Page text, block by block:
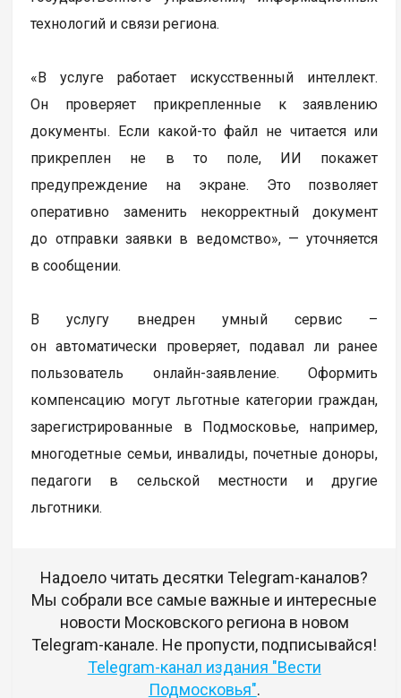
технологий и связи региона.
«В услуге работает искусственный интеллект.
Он проверяет прикрепленные к заявлению
документы. Если какой-то файл не читается или
прикреплен не в то поле, ИИ покажет
предупреждение на экране. Это позволяет
оперативно заменить некорректный документ
до отправки заявки в ведомство», — уточняется
в сообщении.
В услугу внедрен умный сервис –
он автоматически проверяет, подавал ли ранее
пользователь онлайн-заявление. Оформить
компенсацию могут льготные категории граждан,
зарегистрированные в Подмосковье, например,
многодетные семьи, инвалиды, почетные доноры,
педагоги в сельской местности и другие
льготники.
Надоело читать десятки Telegram-каналов?
Мы собрали все самые важные и интересные
новости Московского региона в новом
Telegram-канале. Не пропусти, подписывайся!
Telegram-канал издания "Вести
Подмосковья".